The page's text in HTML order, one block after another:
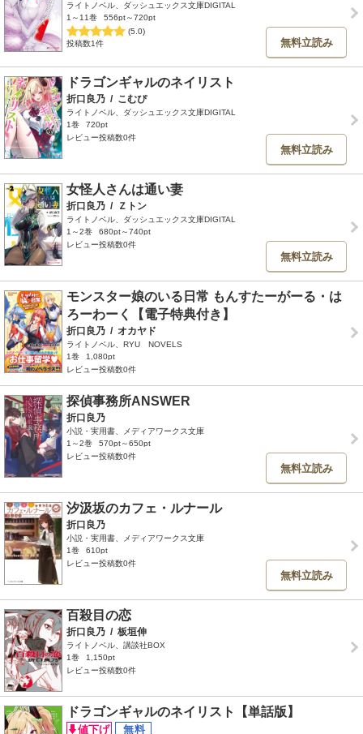
ライトノベル、ダッシュエックス文庫DIGITAL
1～11巻
556pt～720pt
(5.0)
投稿数1件
無料立読み
ドラゴンギャルのネイリスト
折口良乃 / こむぴ
ライトノベル、ダッシュエックス文庫DIGITAL
1巻
720pt
レビュー投稿数0件
無料立読み
女怪人さんは通い妻
折口良乃 / Ｚトン
ライトノベル、ダッシュエックス文庫DIGITAL
1～2巻
680pt～740pt
レビュー投稿数0件
無料立読み
モンスター娘のいる日常 もんすたーがーる・は
ろーわーく【電子特典付き】
折口良乃 / オカヤド
ライトノベル、RYU NOVELS
1巻
1,080pt
レビュー投稿数0件
探偵事務所ANSWER
折口良乃
小説・実用書、メディアワークス文庫
1～2巻
570pt～650pt
レビュー投稿数0件
無料立読み
汐汲坂のカフェ・ルナール
折口良乃
小説・実用書、メディアワークス文庫
1巻
610pt
レビュー投稿数0件
無料立読み
百殺目の恋
折口良乃 / 板垣伸
ライトノベル、講談社BOX
1巻
1,150pt
レビュー投稿数0件
ドラゴンギャルのネイリスト【単話版】